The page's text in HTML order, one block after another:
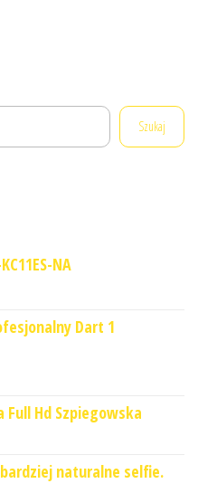
Szukaj
NA
Dart 1
Full Hd Szpiegowska
naturalne selfie.